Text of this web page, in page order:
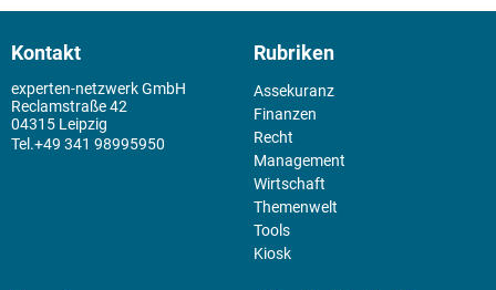
Kontakt
experten-netzwerk GmbH
Reclamstraße 42
04315 Leipzig
+49 341 98995950
Rubriken
Assekuranz
Finanzen
Recht
Management
Wirtschaft
Themenwelt
Tools
Kiosk